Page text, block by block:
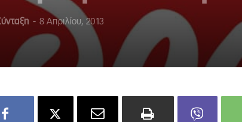
- 8 Απριλίου, 2013